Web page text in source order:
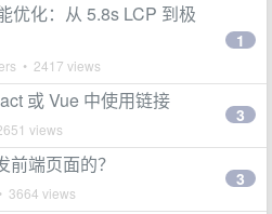
优化：从 5.8s LCP 到极
• 2417 views
1
或 Vue 中使用链接
views
3
端页面的？
3664 views
3